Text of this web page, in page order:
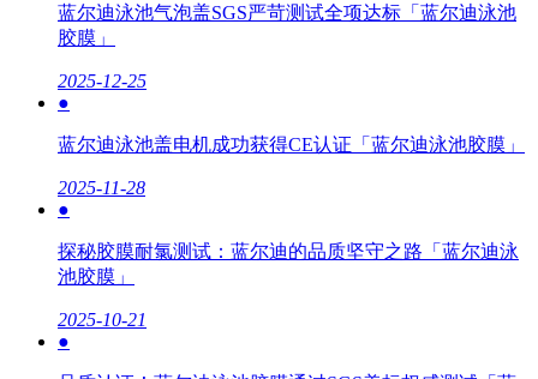
蓝尔迪泳池气泡盖SGS严苛测试全项达标「蓝尔迪泳池
胶膜」
2025-12-25
●
蓝尔迪泳池盖电机成功获得CE认证「蓝尔迪泳池胶膜」
2025-11-28
●
探秘胶膜耐氯测试：蓝尔迪的品质坚守之路「蓝尔迪泳
池胶膜」
2025-10-21
●